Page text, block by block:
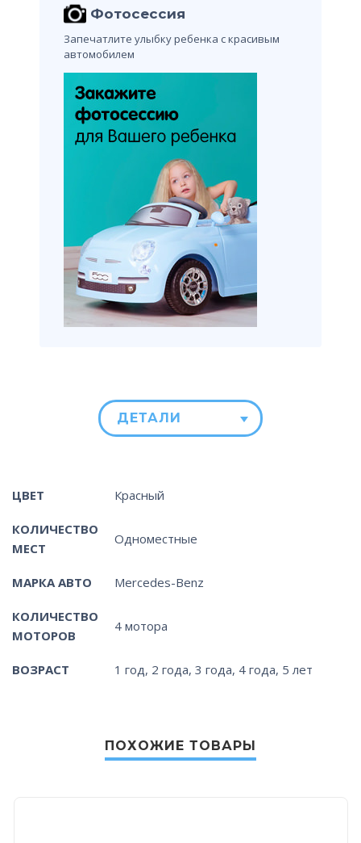
Фотосессия
Запечатлите улыбку ребенка с красивым
автомобилем
ДЕТАЛИ
ЦВЕТ Красный
КОЛИЧЕСТВО
МЕСТ
Одноместные
МАРКА АВТО Mercedes-Benz
КОЛИЧЕСТВО
МОТОРОВ
4 мотора
ВОЗРАСТ 1 год, 2 года, 3 года, 4 года, 5 лет
ПОХОЖИЕ ТОВАРЫ